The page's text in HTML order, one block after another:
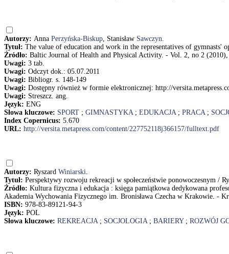
Autorzy: Anna Perzyńska-Biskup, Stanisław Sawczyn.
Tytuł: The value of education and work in the representatives of gymnasts'
Źródło: Baltic Journal of Health and Physical Activity. - Vol. 2, no 2
Uwagi: 3 tab.
Uwagi: Odczyt dok.: 05.07.2011
Uwagi: Bibliogr. s. 148-149
Uwagi: Dostępny również w formie elektronicznej: http://
Uwagi: Streszcz. ang.
Język: ENG
Słowa kluczowe: SPORT ; GIMNASTYKA; EDUKACJA; PRACA;
Index Copernicus: 5.670
URL: http://versita.metapress.com/content/227752118j366157/fulltext.pdf
Autorzy: Ryszard Winiarski.
Tytuł: Perspektywy rozwoju rekreacji w społeczeństwie ponowoczesnym /
Źródło: Kultura fizyczna i edukacja : księga pamiątkowa dedykowana
Akademia Wychowania Fizycznego im. Bronisława Czecha w Krakowie. -
ISBN: 978-83-89121-94-3
Język: POL
Słowa kluczowe: REKREACJA; SOCJOLOGIA; BARIERY; ROZWÓJ